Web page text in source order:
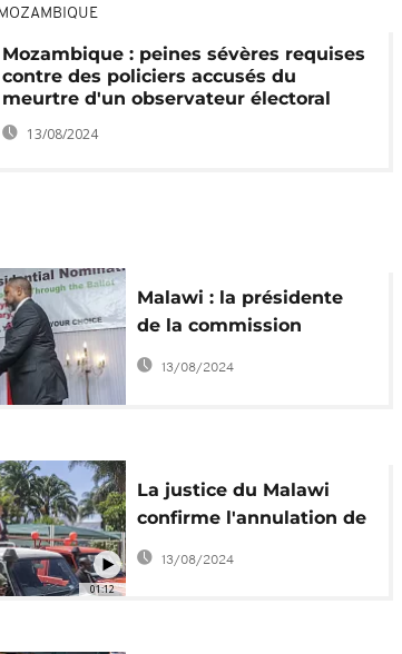
Mozambique : peines sévères requises
contre des policiers accusés du
meurtre d'un observateur électoral
13/08/2024
Malawi : la présidente
de la commission
électorale démissionne
13/08/2024
01:12
La justice du Malawi
confirme l'annulation de
la réélection du
président Mutharika
13/08/2024